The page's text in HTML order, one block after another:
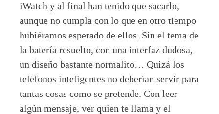
iWatch y al final han tenido que sacarlo,
aunque no cumpla con lo que en otro tiempo
hubiéramos esperado de ellos. Sin el tema de
la batería resuelto, con una interfaz dudosa,
un diseño bastante normalito… Quizá los
teléfonos inteligentes no deberían servir para
tantas cosas como se pretende. Con leer
algún mensaje, ver quien te llama y el